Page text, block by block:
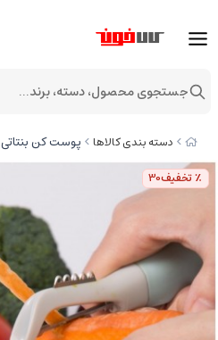
دسته بندی کالاها پوست کن بنتاتی
٪ تخفیف30
جستجوی محصول، دسته، برند...